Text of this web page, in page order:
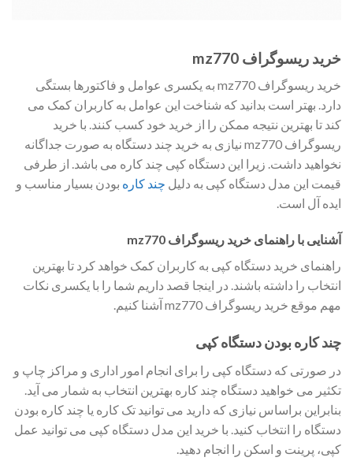
خرید ریسوگراف mz770
خرید ریسوگراف mz770 به یکسری عوامل و فاکتورها بستگی
دارد. بهتر است بدانید که شناخت این عوامل به کاربران کمک می
کند تا بهترین نتیجه ممکن را از خرید خود کسب کنند. با خرید
ریسوگراف mz770 نیازی به خرید چند دستگاه به صورت جداگانه
نخواهید داشت. زیرا این دستگاه کپی چند کاره می باشد. از طرفی
قیمت این مدل دستگاه کپی به دلیل چند کاره بودن بسیار مناسب و
ایده آل است.
آشنایی با راهنمای خرید ریسوگراف mz770
راهنمای خرید دستگاه کپی به کاربران کمک خواهد کرد تا بهترین
انتخاب را داشته باشند. در اینجا قصد داریم شما را با یکسری نکات
مهم موقع خرید ریسوگراف mz770 آشنا کنیم.
چند کاره بودن دستگاه کپی
در صورتی که دستگاه کپی را برای انجام امور اداری و مراکز چاپ و
تکثیر می خواهید دستگاه چند کاره بهترین انتخاب به شمار می آید.
بنابراین براساس نیازی که دارید می توانید تک کاره یا چند کاره بودن
دستگاه را انتخاب کنید. با خرید این مدل دستگاه کپی می توانید عمل
کپی، پرینت و اسکن را انجام دهید.